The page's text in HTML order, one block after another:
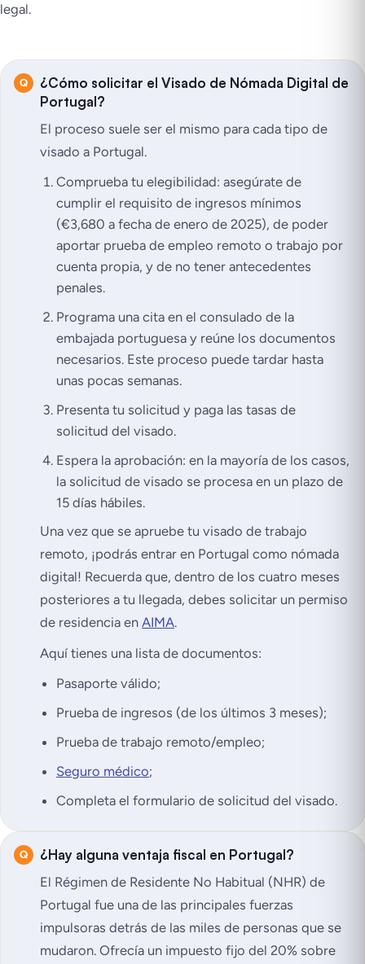
legal.
¿Cómo solicitar el Visado de Nómada Digital de
Portugal?
El proceso suele ser el mismo para cada tipo de
visado a Portugal.
Comprueba tu elegibilidad: asegúrate de
cumplir el requisito de ingresos mínimos
(€3,680 a fecha de enero de 2025), de poder
aportar prueba de empleo remoto o trabajo por
cuenta propia, y de no tener antecedentes
penales.
Programa una cita en el consulado de la
embajada portuguesa y reúne los documentos
necesarios. Este proceso puede tardar hasta
unas pocas semanas.
Presenta tu solicitud y paga las tasas de
solicitud del visado.
Espera la aprobación: en la mayoría de los casos,
la solicitud de visado se procesa en un plazo de
15 días hábiles.
Una vez que se apruebe tu visado de trabajo
remoto, ¡podrás entrar en Portugal como nómada
digital! Recuerda que, dentro de los cuatro meses
posteriores a tu llegada, debes solicitar un permiso
de residencia en AIMA.
Aquí tienes una lista de documentos:
Pasaporte válido;
Prueba de ingresos (de los últimos 3 meses);
Prueba de trabajo remoto/empleo;
Seguro médico;
Completa el formulario de solicitud del visado.
¿Hay alguna ventaja fiscal en Portugal?
El Régimen de Residente No Habitual (NHR) de
Portugal fue una de las principales fuerzas
impulsoras detrás de las miles de personas que se
mudaron. Ofrecía un impuesto fijo del 20% sobre